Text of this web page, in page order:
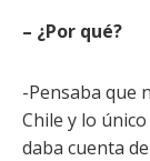
– ¿Por qué?
-Pensaba que
Chile y lo
daba cuenta